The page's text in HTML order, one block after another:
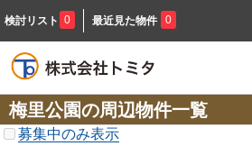
検討リスト 0 最近見た物件 0
梅里公園の周辺物件一覧
募集中のみ表示